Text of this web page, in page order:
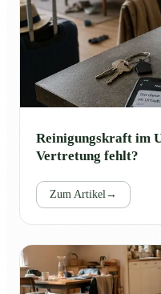
Reinigungskraft im
Vertretung fehlt?
Zum Artikel→